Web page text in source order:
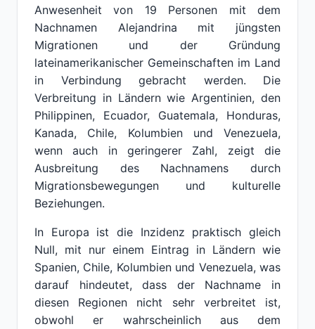
Anwesenheit von 19 Personen mit dem
Nachnamen Alejandrina mit jüngsten
Migrationen und der Gründung
lateinamerikanischer Gemeinschaften im Land
in Verbindung gebracht werden. Die
Verbreitung in Ländern wie Argentinien, den
Philippinen, Ecuador, Guatemala, Honduras,
Kanada, Chile, Kolumbien und Venezuela,
wenn auch in geringerer Zahl, zeigt die
Ausbreitung des Nachnamens durch
Migrationsbewegungen und kulturelle
Beziehungen.
In Europa ist die Inzidenz praktisch gleich
Null, mit nur einem Eintrag in Ländern wie
Spanien, Chile, Kolumbien und Venezuela, was
darauf hindeutet, dass der Nachname in
diesen Regionen nicht sehr verbreitet ist,
obwohl er wahrscheinlich aus dem